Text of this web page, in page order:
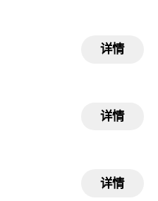
详情
详情
详情